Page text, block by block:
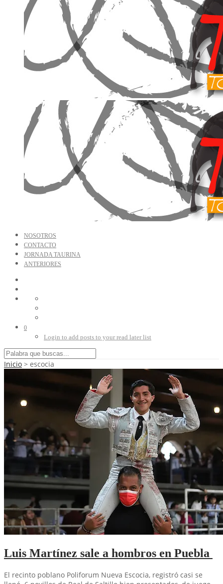
NOSOTROS
CONTACTO
JORNADA TAURINA
ANTERIORES
0
Login to add posts to your read later list
Inicio > escocia
Luis Martínez sale a hombros en Puebla
El recinto poblano Poliforum Nueva Escocia, registró casi se